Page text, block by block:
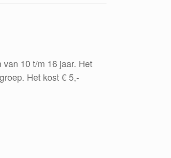
10 t/m 16 jaar. Het
Het kost € 5,-